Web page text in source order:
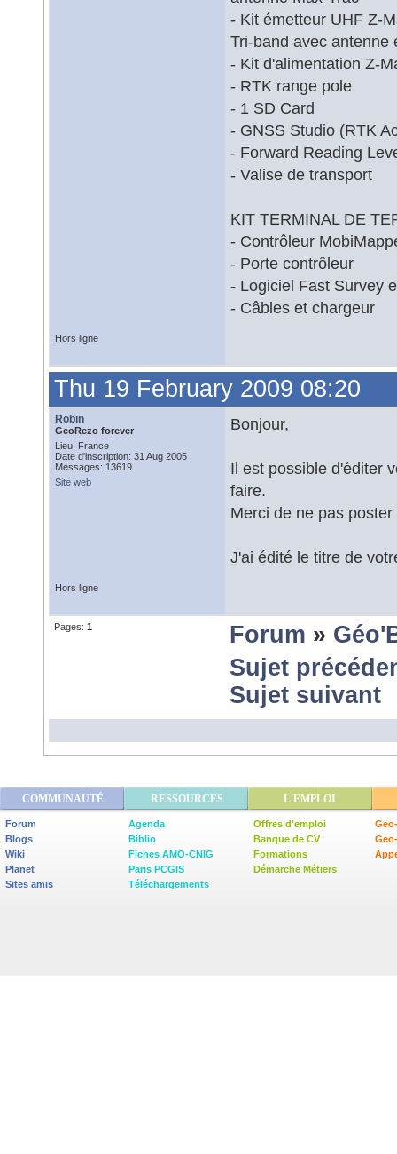
- Kit émetteur UHF Z-
Tri-band avec antenne
- Kit d'alimentation Z-
- RTK range pole
- 1 SD Card
- GNSS Studio (RTK
- Forward Reading
- Valise de transport
KIT TERMINAL DE
- Contrôleur
- Porte contrôleur
- Logiciel Fast Survey
- Câbles et chargeur
Hors ligne
Thu 19 February 2009 08:20
Robin
GeoRezo forever
Lieu: France
Date d'inscription: 31 Aug 2005
Messages: 13619
Site web
Bonjour,
Il est possible d'éditer
faire.
Merci de ne pas
J'ai édité le titre de
Hors ligne
Pages: 1 Forum »
Sujet
Sujet suivant
COMMUNAUTÉ RESSOURCES L'EMPLOI
Forum
Blogs
Wiki
Planet
Sites amis
Agenda
Biblio
Fiches AMO-CNIG
Paris PCGIS
Téléchargements
Offres d'emploi
Banque de CV
Formations
Démarche Métiers